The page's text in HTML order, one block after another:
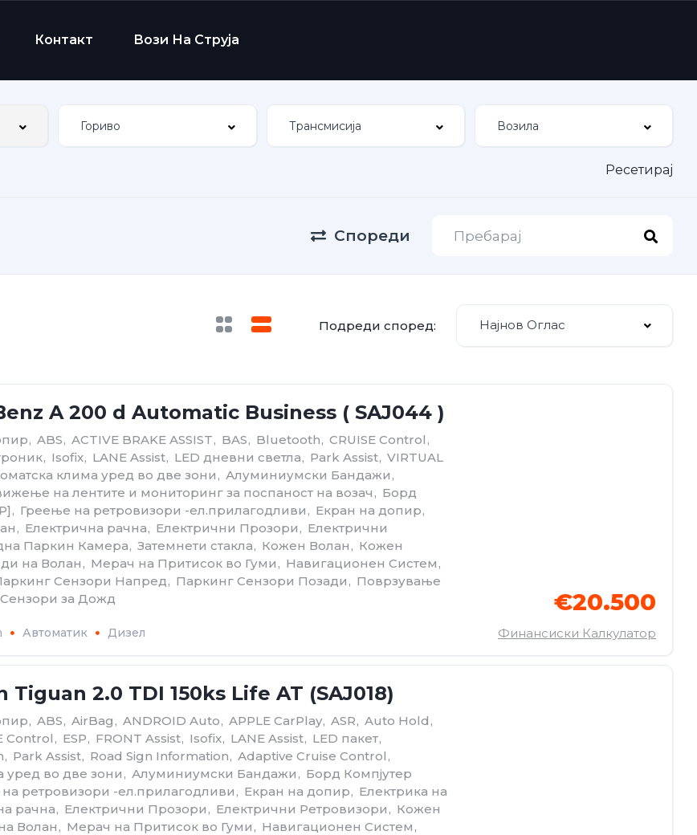
Контакт Вози На Струја
Ресетирај
Спореди
Подреди според: Најнов Оглас
A 200 d Automatic Business ( SAJ044 )
, ABS, ACTIVE BRAKE ASSIST, BAS, Bluetooth, CRUISE Control ,
, Isofix, LANE Assist, LED дневни светла, Park Assist, VIRTUAL
клима уред во две зони , Алуминиумски Бандажи ,
на лентите и мониторинг за поспаност на возач , Борд
, Греење на ретровизори -ел.прилагодливи , Екран на допир,
, Електрична рачна, Електрични Прозори , Електрични
Паркин Камера, Затемнети стакла, Кожен Волан , Кожен
на Волан , Мерач на Притисок во Гуми , Навигационен Систем ,
Сензори Напред, Паркинг Сензори Позади , Поврзување
Сензори за Дожд
Автоматик Дизел
€20.500
Финансиски Калкулатор
Tiguan 2.0 TDI 150ks Life AT (SAJ018)
, ABS, AirBag , ANDROID Auto, APPLE CarPlay, ASR, Auto Hold ,
Control , ESP, FRONT Assist, Isofix, LANE Assist, LED пакет,
, Park Assist, Road Sign Information, Аdaptive Cruise Control ,
уред во две зони , Алуминиумски Бандажи , Борд Компјутер
ретровизори -ел.прилагодливи , Екран на допир, Електрика на
рачна, Електрични Прозори , Електрични Ретровизори , Кожен
Волан , Мерач на Притисок во Гуми , Навигационен Систем ,